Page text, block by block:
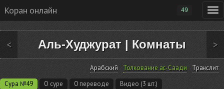
Коран онлайн 49
< Аль-Худжурат| Комнаты >
Сура №49 О суре О переводе Видео (3 шт.)
Арабский Толкование ас-Саади Транслит